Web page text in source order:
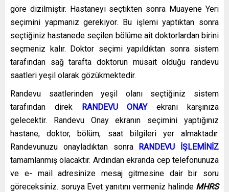
göre dizilmiştir. Hastaneyi seçtikten sonra Muayene Yeri
seçimini yapmanız gerekiyor. Bu işlemi yaptıktan sonra
seçtiğiniz hastanede seçilen bölüme ait doktorlardan birini
seçmeniz kalır. Doktor seçimi yapıldıktan sonra sistem
tarafından sağ tarafta doktorun müsait olduğu randevu
saatleri yeşil olarak gözükmektedir.
Randevu saatlerinden yeşil olanı seçtiğiniz sistem
tarafından direk RANDEVU ONAYekranı karşınıza
gelecektir. Randevu Onay ekranın seçimini yaptığınız
hastane, doktor, bölüm, saat bilgileri yer almaktadır.
Randevunuzu onayladıktan sonraRANDEVU İŞLEMİNİZ
tamamlanmış olacaktır. Ardından ekranda cep telefonunuza
ve e- mail adresinize mesaj gitmesine dair bir soru
göreceksiniz. soruya Evet yanıtını vermeniz halinde MHRS